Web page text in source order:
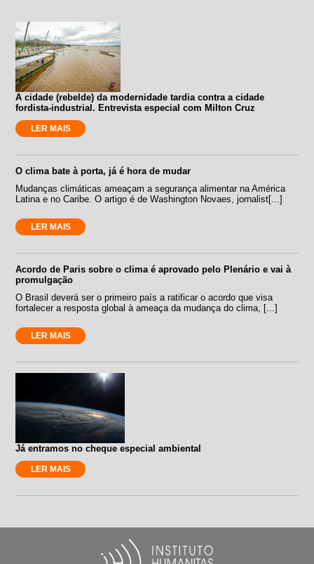
A cidade (rebelde) da modernidade tardia contra a cidade
fordista-industrial. Entrevista especial com Milton Cruz
LER MAIS
O clima bate à porta, já é hora de mudar
Mudanças climáticas ameaçam a segurança alimentar na América
Latina e no Caribe. O artigo é de Washington Novaes, jornalist[...]
LER MAIS
Acordo de Paris sobre o clima é aprovado pelo Plenário e vai à
promulgação
O Brasil deverá ser o primeiro país a ratificar o acordo que visa
fortalecer a resposta global à ameaça da mudança do clima, [...]
LER MAIS
Já entramos no cheque especial ambiental
LER MAIS